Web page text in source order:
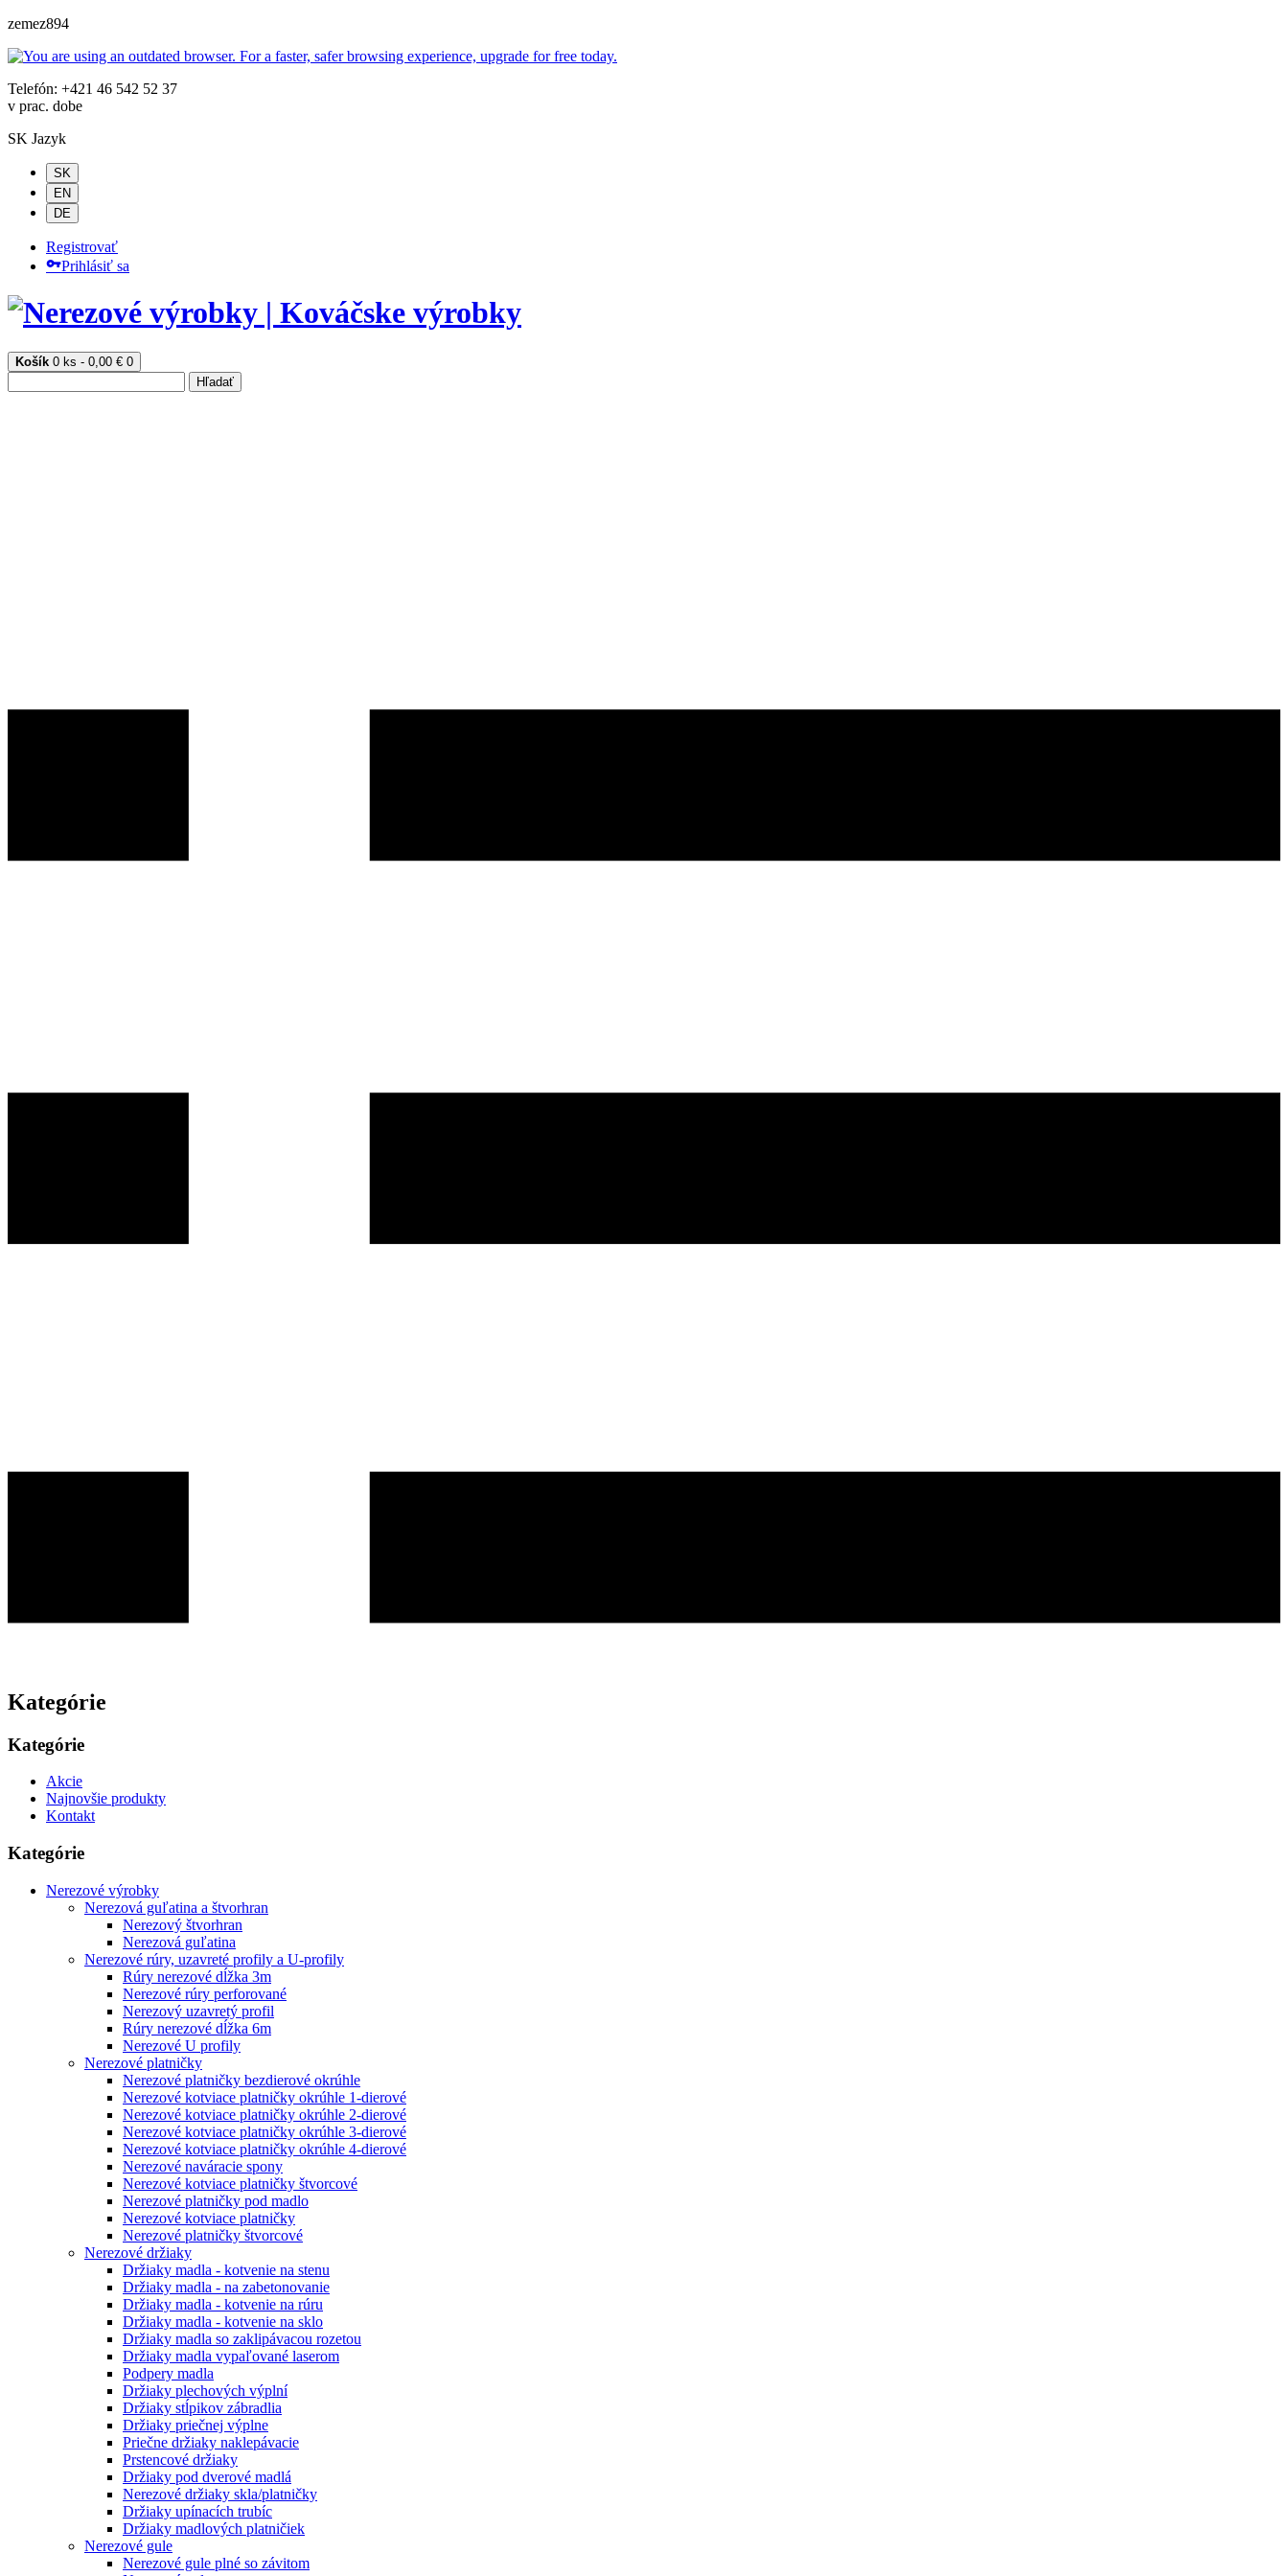
zemez894
Telefón: +421 46 542 52 37
v prac. dobe
SK Jazyk
SK
EN
DE
Registrovať
Prihlásiť sa
Košík 0 ks - 0,00 € 0
Hľadať
Kategórie
Kategórie
Akcie
Najnovšie produkty
Kontakt
Kategórie
Nerezové výrobky
Nerezová guľatina a štvorhran
Nerezový štvorhran
Nerezová guľatina
Nerezové rúry, uzavreté profily a U-profily
Rúry nerezové dĺžka 3m
Nerezové rúry perforované
Nerezový uzavretý profil
Rúry nerezové dĺžka 6m
Nerezové U profily
Nerezové platničky
Nerezové platničky bezdierové okrúhle
Nerezové kotviace platničky okrúhle 1-dierové
Nerezové kotviace platničky okrúhle 2-dierové
Nerezové kotviace platničky okrúhle 3-dierové
Nerezové kotviace platničky okrúhle 4-dierové
Nerezové naváracie spony
Nerezové kotviace platničky štvorcové
Nerezové platničky pod madlo
Nerezové kotviace platničky
Nerezové platničky štvorcové
Nerezové držiaky
Držiaky madla - kotvenie na stenu
Držiaky madla - na zabetonovanie
Držiaky madla - kotvenie na rúru
Držiaky madla - kotvenie na sklo
Držiaky madla so zaklipávacou rozetou
Držiaky madla vypaľované laserom
Podpery madla
Držiaky plechových výplní
Držiaky stĺpikov zábradlia
Držiaky priečnej výplne
Priečne držiaky naklepávacie
Prstencové držiaky
Držiaky pod dverové madlá
Nerezové držiaky skla/platničky
Držiaky upínacích trubíc
Držiaky madlových platničiek
Nerezové gule
Nerezové gule plné so závitom